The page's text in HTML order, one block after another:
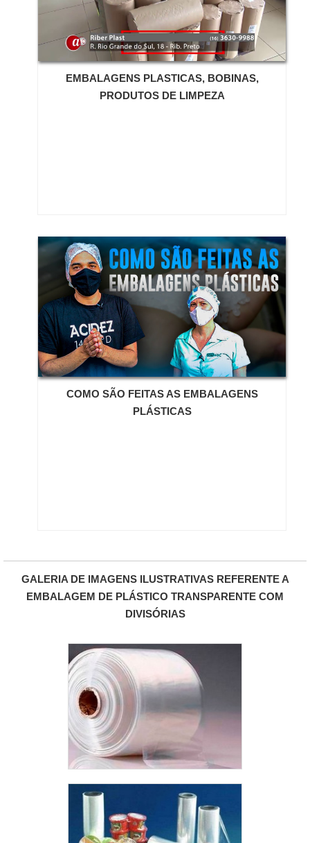
a companhia oferece sempre a melhor opção para o
cliente final.Ainda focando em fornecedor de envelope
de segurança, é importante buscar uma empresa que
tenha produtos e serviços com ótima qualidade e
proteção, pequenos detalhes, mas de grande valia
para saber a procedência e seriedade da
empresa.Existem muitas formas diferentes de
como saco plástico tipo fronha e saco manta de
Polietileno Expandido (PE).É reconhecida por ser
comprometida com os serviços e inovadora,
qualificações possíveis pelo fato de a empresa
possuir escritório de alta qualidade onde são
realizadas as atividades e mais de 20 anos de
experiência no segmento. Tudo isso, somado a uma
equipe com colaboradores proativos e especialistas
dedicados, garante uma entrega de excelência de
ponta a ponta. Saiba mais informações solicitando um
orçamento sem compromisso! .
EMBALAGENS PLASTICAS, BOBINAS,
PRODUTOS DE LIMPEZA
COMO SÃO FEITAS AS EMBALAGENS
PLÁSTICAS
GALERIA DE IMAGENS ILUSTRATIVAS REFERENTE A
EMBALAGEM DE PLÁSTICO TRANSPARENTE COM
DIVISÓRIAS